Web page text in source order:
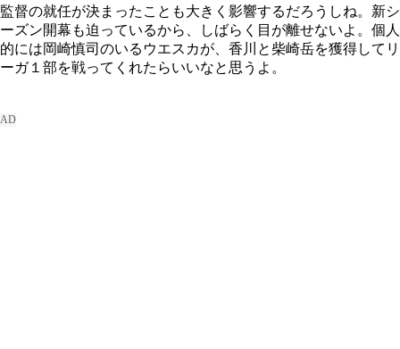
監督の就任が決まったことも大きく影響するだろうしね。新シ
ーズン開幕も迫っているから、しばらく目が離せないよ。個人
的には岡崎慎司のいるウエスカが、香川と柴崎岳を獲得してリ
ーガ１部を戦ってくれたらいいなと思うよ。